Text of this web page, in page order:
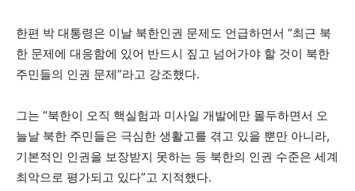
한편 박 대통령은 이날 북한인권 문제도 언급하면서 “최근 북
한 문제에 대응함에 있어 반드시 짚고 넘어가야 할 것이 북한
주민들의 인권 문제”라고 강조했다.
그는 “북한이 오직 핵실험과 미사일 개발에만 몰두하면서 오
늘날 북한 주민들은 극심한 생활고를 겪고 있을 뿐만 아니라,
기본적인 인권을 보장받지 못하는 등 북한의 인권 수준은 세계
최악으로 평가되고 있다”고 지적했다.